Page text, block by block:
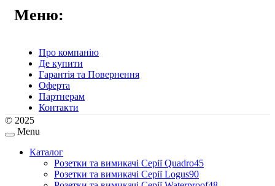
Меню:
Про компанію
Де купити
Гарантія та Повернення
Оферта
Партнерам
Контакти
© 2025
Menu
Каталог
Розетки та вимикачі Серії Quadro45
Розетки та вимикачі Серії Logus90